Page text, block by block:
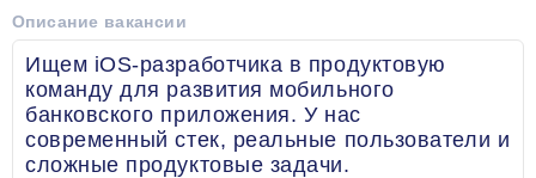
Описание вакансии
Ищем iOS-разработчика в продуктовую
команду для развития мобильного
банковского приложения. У нас
современный стек, реальные пользователи и
сложные продуктовые задачи.